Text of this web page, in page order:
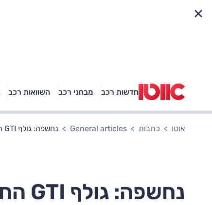
חדשות רכב מבחני רכב השוואות רכב
באיזה רכב פנאי נוסעת
אוטו כתבות General articles נחשפה: גולף GTI החדשה
נחשפה: גולף GTI החדשה